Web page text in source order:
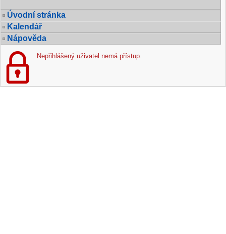
Úvodní stránka
Kalendář
Nápověda
Nepřihlášený uživatel nemá přístup.